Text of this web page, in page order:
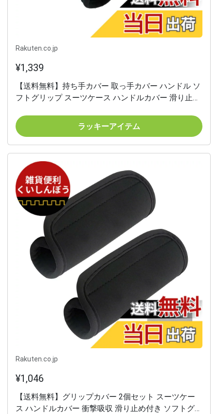
Rakuten.co.jp
¥1,339
【送料無料】持ち手カバー 取っ手カバー ハンドル ソ
フトグリップ スーツケース ハンドルカバー 滑り止め
ニング器具保護 クッション 着脱簡単 2個セット（ラ
イトブルー） 色：ライトブルー
ラッキーアイテム
Rakuten.co.jp
¥1,046
【送料無料】グリップカバー 2個セット スーツケー
ス ハンドルカバー 衝撃吸収 滑り止め付き ソフトグリ